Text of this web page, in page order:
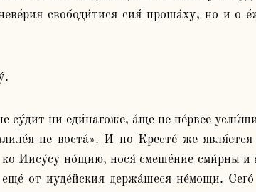
свободи́тися сия́ проша́ху, но и о
су́дит ни еди́нагоже, а́ще не пе́рвее
не воста́». И по Кресте́ же явля́ется
Иису́су но́щию, нося́ смеше́ние сми́рны и
от иуде́йския держа́шеся не́мощи.